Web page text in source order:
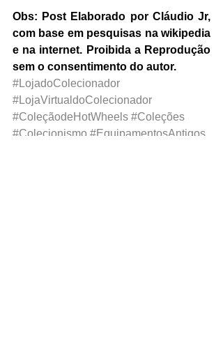
Obs: Post Elaborado por Cláudio Jr,
com base em pesquisas na wikipedia
e na internet. Proibida a Reprodução
sem o consentimento do autor.
#LojadoColecionador
#LojaVirtualdoColecionador
#ColeçãodeHotWheels #Coleções
#Colecionismo #EquipamentosAntigos